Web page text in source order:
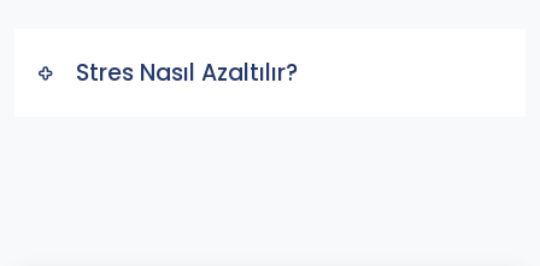
Stres Nasıl Azaltılır?